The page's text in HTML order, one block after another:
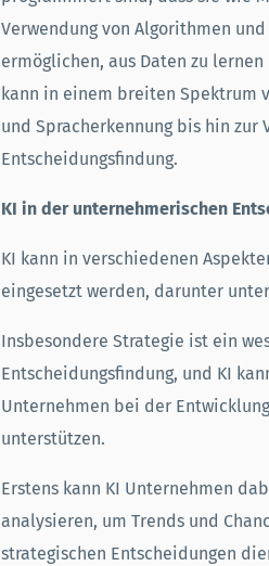
Verwendung von Algorithmen
ermöglichen, aus Daten zu
kann in einem breiten Spektrum
und Spracherkennung bis hin
Entscheidungsfindung.
KI in der unternehmerischen
KI kann in verschiedenen
eingesetzt werden, darunter
Insbesondere Strategie ist ein
Entscheidungsfindung, und KI
Unternehmen bei der
unterstützen.
Erstens kann KI Unternehmen
analysieren, um Trends und
strategischen Entscheidungen